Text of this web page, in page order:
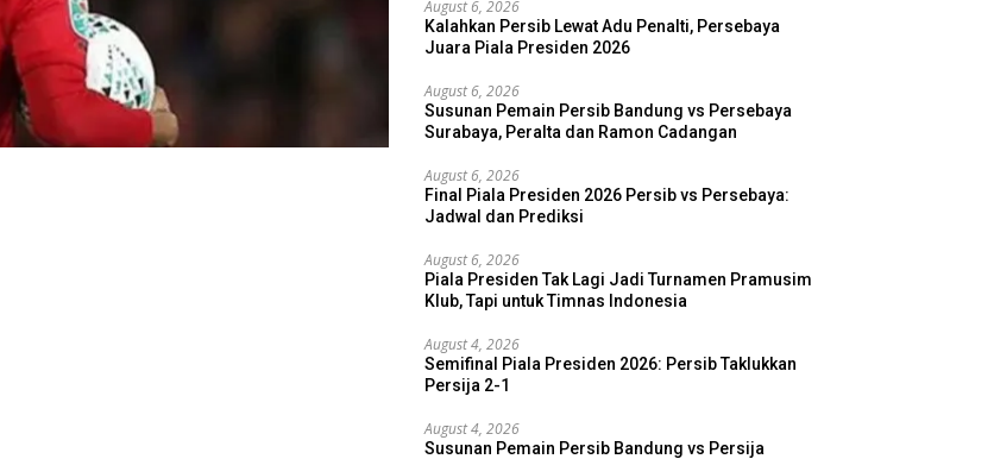
August 6, 2026
Kalahkan Persib Lewat Adu Penalti, Persebaya
Juara Piala Presiden 2026
August 6, 2026
Susunan Pemain Persib Bandung vs Persebaya
Surabaya, Peralta dan Ramon Cadangan
August 6, 2026
Final Piala Presiden 2026 Persib vs Persebaya:
Jadwal dan Prediksi
August 6, 2026
Piala Presiden Tak Lagi Jadi Turnamen Pramusim
Klub, Tapi untuk Timnas Indonesia
August 4, 2026
Semifinal Piala Presiden 2026: Persib Taklukkan
Persija 2-1
August 4, 2026
Susunan Pemain Persib Bandung vs Persija